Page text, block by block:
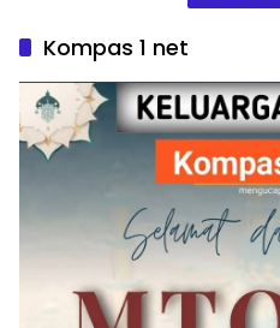
Kompas 1 net